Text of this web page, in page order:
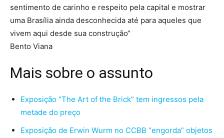
sentimento de carinho e respeito pela capital e mostrar
uma Brasília ainda desconhecida até para aqueles que
vivem aqui desde sua construção“
Bento Viana
Mais sobre o assunto
Exposição “The Art of the Brick” tem ingressos pela
metade do preço
Exposição de Erwin Wurm no CCBB “engorda” objetos